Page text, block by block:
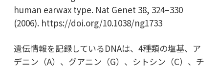
human earwax type. Nat Genet 38, 324–330
(2006). https://doi.org/10.1038/ng1733
遺伝情報を記録しているDNAは、4種類の塩基、ア
デニン（A）、グアニン（G）、シトシン（C）、チ